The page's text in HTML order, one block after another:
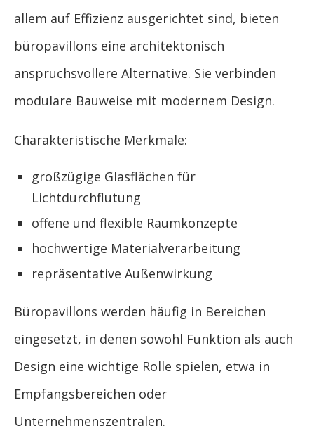
allem auf Effizienz ausgerichtet sind, bieten
büropavillons eine architektonisch
anspruchsvollere Alternative. Sie verbinden
modulare Bauweise mit modernem Design.
Charakteristische Merkmale:
großzügige Glasflächen für
Lichtdurchflutung
offene und flexible Raumkonzepte
hochwertige Materialverarbeitung
repräsentative Außenwirkung
Büropavillons werden häufig in Bereichen
eingesetzt, in denen sowohl Funktion als auch
Design eine wichtige Rolle spielen, etwa in
Empfangsbereichen oder
Unternehmenszentralen.